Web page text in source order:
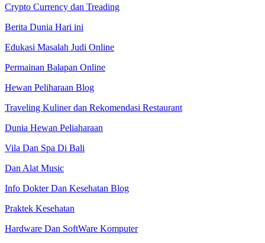
Crypto Currency dan Treading
Berita Dunia Hari ini
Edukasi Masalah Judi Online
Permainan Balapan Online
Hewan Peliharaan Blog
Traveling Kuliner dan Rekomendasi Restaurant
Dunia Hewan Peliaharaan
Vila Dan Spa Di Bali
Dan Alat Music
Info Dokter Dan Kesehatan Blog
Praktek Kesehatan
Hardware Dan SoftWare Komputer